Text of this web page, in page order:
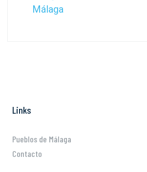
Málaga
Links
Pueblos de Málaga
Contacto